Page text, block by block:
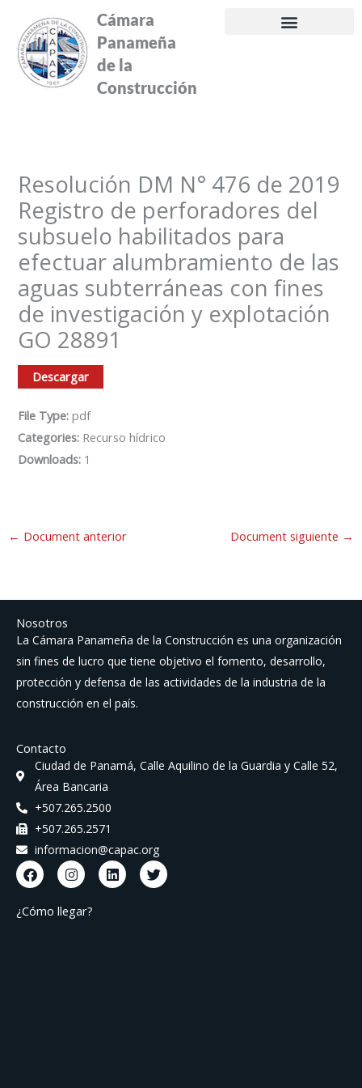
contenido
Cámara
Panameña
de la
Construcción
Resolución DM N° 476 de 2019
Registro de perforadores del
subsuelo habilitados para
efectuar alumbramiento de las
aguas subterráneas con fines
de investigación y explotación
GO 28891
Descargar
File Type:pdf
Categories: Recurso hídrico
Downloads: 1
← Document anterior Document siguiente →
Nosotros
La Cámara Panameña de la Construcción es una organización
sin fines de lucro que tiene objetivo el fomento, desarrollo,
protección y defensa de las actividades de la industria de la
construcción en el país.
Contacto
Ciudad de Panamá, Calle Aquilino de la Guardia y Calle 52,
Área Bancaria
+507.265.2500
+507.265.2571
informacion@capac.org
F
a
c
e
b
I
n
s
t
a
L
i
n
T
w
i
¿Cómo llegar?